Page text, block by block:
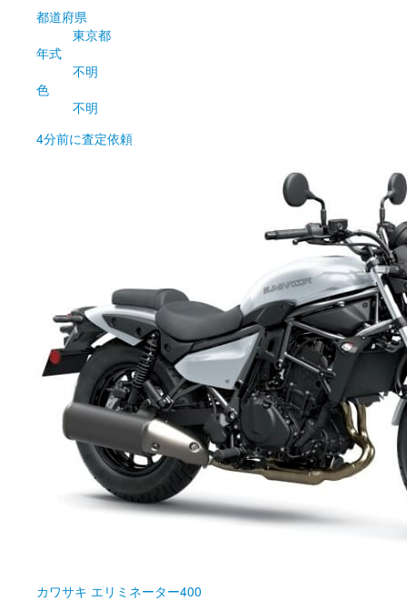
都道府県
東京都
年式
不明
色
不明
4分前に査定依頼
カワサキ エリミネーター400